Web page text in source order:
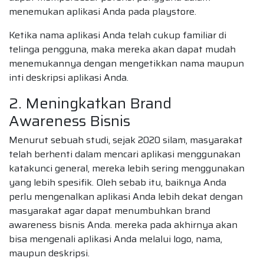
menemukan aplikasi Anda pada playstore.
Ketika nama aplikasi Anda telah cukup familiar di
telinga pengguna, maka mereka akan dapat mudah
menemukannya dengan mengetikkan nama maupun
inti deskripsi aplikasi Anda.
2. Meningkatkan Brand
Awareness Bisnis
Menurut sebuah studi, sejak 2020 silam, masyarakat
telah berhenti dalam mencari aplikasi menggunakan
katakunci general, mereka lebih sering menggunakan
yang lebih spesifik. Oleh sebab itu, baiknya Anda
perlu mengenalkan aplikasi Anda lebih dekat dengan
masyarakat agar dapat menumbuhkan brand
awareness bisnis Anda. mereka pada akhirnya akan
bisa mengenali aplikasi Anda melalui logo, nama,
maupun deskripsi.